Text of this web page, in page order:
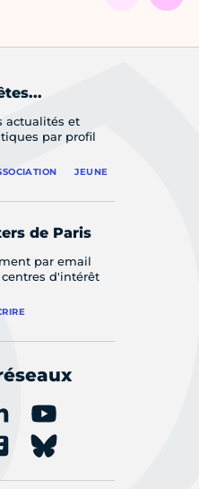
actualités et
par profil
JEUNE
de Paris
par email
d'intérêt